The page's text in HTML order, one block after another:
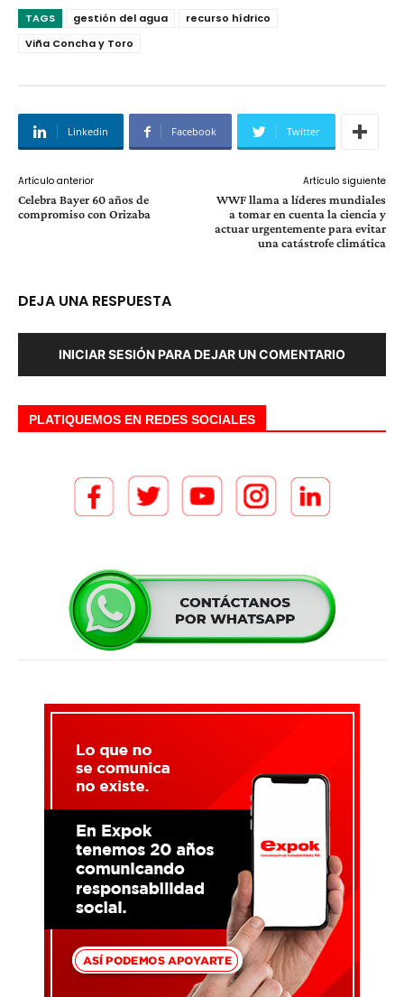
TAGS gestión del agua
recurso hídrico
Viña Concha y Toro
Linkedin Facebook Twitter
Artículo anterior
Celebra Bayer 60 años de
compromiso con Orizaba
Artículo siguiente
WWF llama a líderes mundiales
a tomar en cuenta la ciencia y
actuar urgentemente para evitar
una catástrofe climática
DEJA UNA RESPUESTA
INICIAR SESIÓN PARA DEJAR UN COMENTARIO
PLATIQUEMOS EN REDES SOCIALES